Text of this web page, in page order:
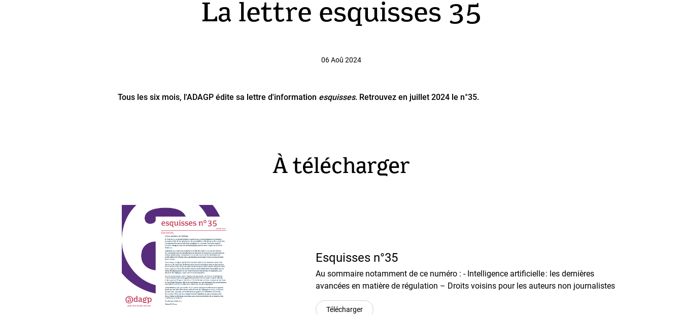
La lettre esquisses 35
06 Aoû 2024
Tous les six mois, l'ADAGP édite sa lettre d'information esquisses. Retrouvez en juillet 2024 le n°35.
À télécharger
Esquisses n°35
Au sommaire notamment de ce numéro : - Intelligence artificielle : les dernières
avancées en matière de régulation – Droits voisins pour les auteurs non journalistes
Télécharger